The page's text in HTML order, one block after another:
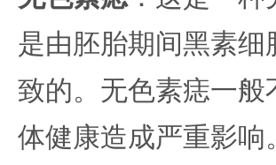
是由胚胎期间黑素
致的。无色素痣一
体健康造成严重影响